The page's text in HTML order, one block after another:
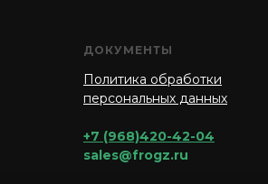
ДОКУМЕНТЫ
Политика обработки
персональных данных
+7 (968)420-42-04
sales@frogz.ru